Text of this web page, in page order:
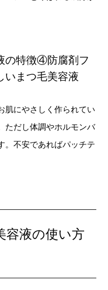
の特徴④防腐剤フ
いまつ毛美容液
肌にやさしく作られてい
ただし体調やホルモンバ
。不安であればパッチテ
容液の使い方